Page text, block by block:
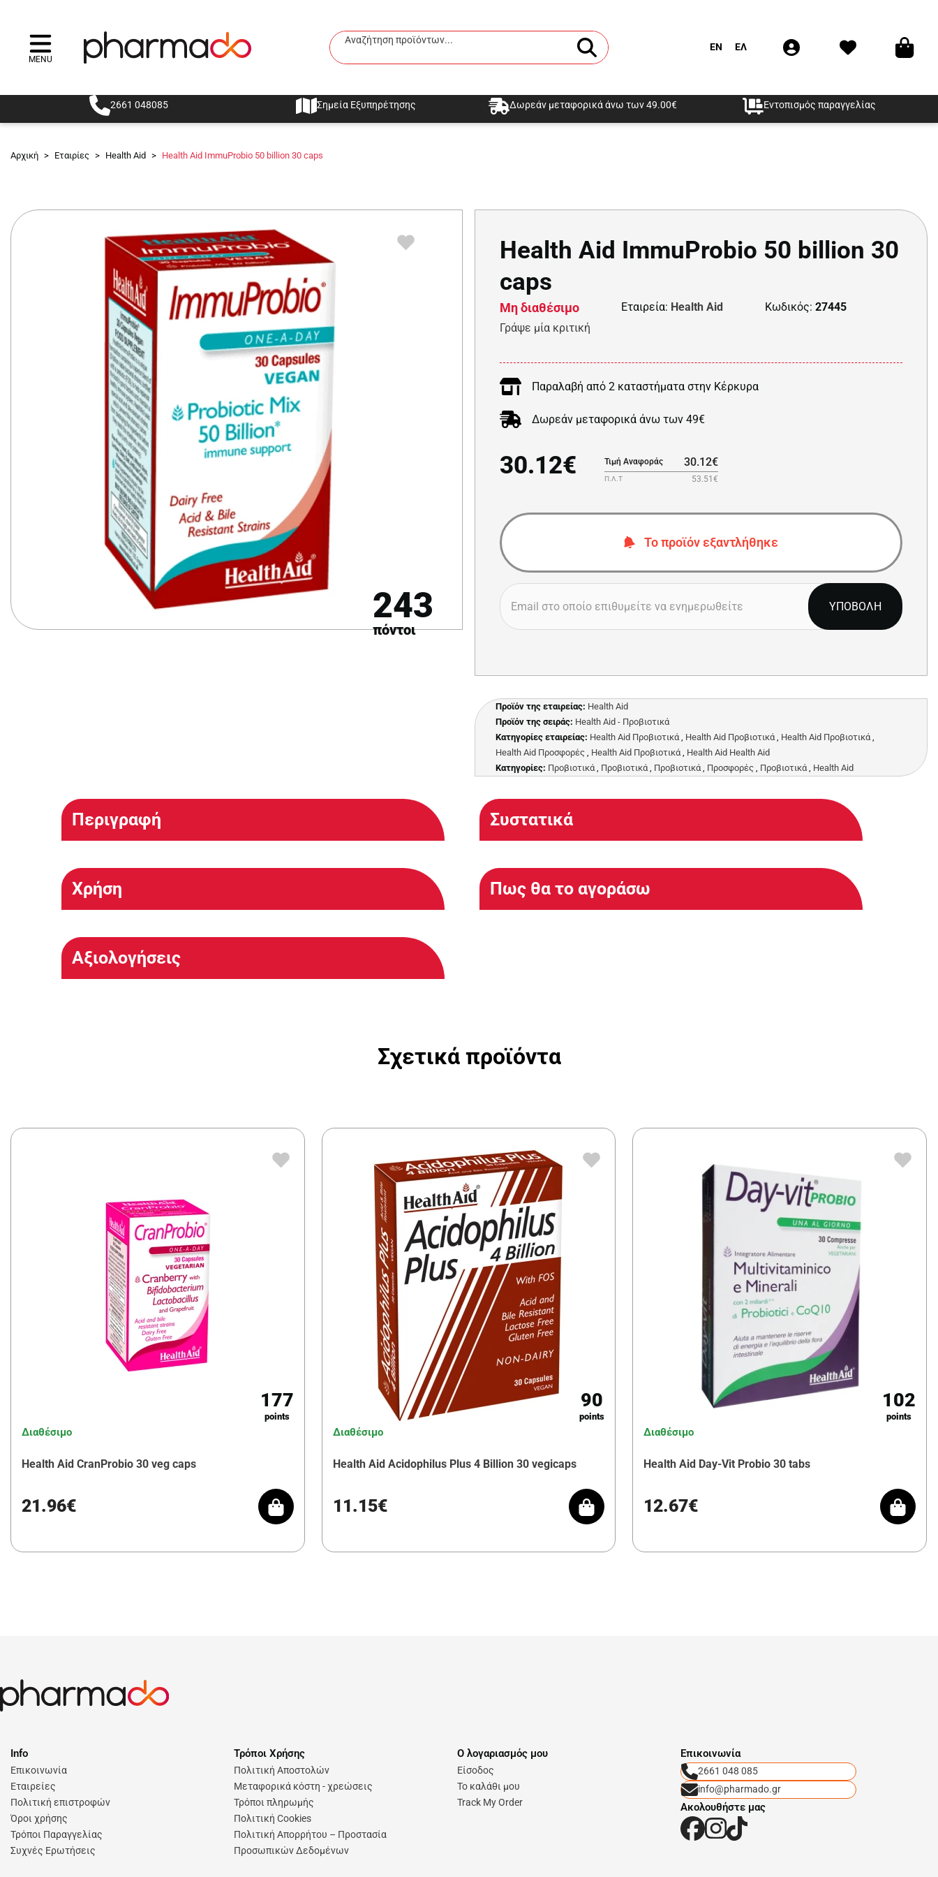
Menu
MENU
Αναζήτηση προϊόντων...
EN ΕΛ
2661 048085 Σημεία Εξυπηρέτησης Δωρεάν μεταφορικά άνω των 49.00€ Εντοπισμός παραγγελίας
Αναζήτηση
Αρχική > Εταιρίες > Health Aid > Health Aid ImmuProbio 50 billion 30 caps
243
πόντοι
Health Aid ImmuProbio 50 billion 30
caps
Μη διαθέσιμο Εταιρεία: Health Aid Κωδικός: 27445
Γράψε μία κριτική
Παραλαβή από 2 καταστήματα στην Κέρκυρα
Δωρεάν μεταφορικά άνω των 49€
30.12€ Τιμή Αναφοράς 30.12€
Π.Λ.Τ 53.51€
Το προϊόν εξαντλήθηκε
ΥΠΟΒΟΛΗ
Προϊόν της εταιρείας: Health Aid
Προϊόν της σειράς: Health Aid - Προβιοτικά
Κατηγορίες εταιρείας: Health Aid Προβιοτικά, Health Aid Προβιοτικά, Health Aid Προβιοτικά,
Health Aid Προσφορές, Health Aid Προβιοτικά, Health Aid Health Aid
Κατηγορίες: Προβιοτικά, Προβιοτικά, Προβιοτικά, Προσφορές, Προβιοτικά, Health Aid
Περιγραφή Συστατικά
Χρήση Πως θα το αγοράσω
Αξιολογήσεις
Σχετικά προϊόντα
177
points
Διαθέσιμο
Health Aid CranProbio 30 veg caps
21.96€
90
points
Διαθέσιμο
Health Aid Acidophilus Plus 4 Billion 30 vegicaps
11.15€
102
points
Διαθέσιμο
Health Aid Day-Vit Probio 30 tabs
12.67€
Info
Επικοινωνία
Εταιρείες
Πολιτική επιστροφών
Όροι χρήσης
Τρόποι Παραγγελίας
Συχνές Ερωτήσεις
Τρόποι Χρήσης
Πολιτική Αποστολών
Μεταφορικά κόστη - χρεώσεις
Τρόποι πληρωμής
Πολιτική Cookies
Πολιτική Απορρήτου – Προστασία
Προσωπικών Δεδομένων
Ο λογαριασμός μου
Είσοδος
Το καλάθι μου
Track My Order
Eπικοινωνία
2661 048 085
info@pharmado.gr
Ακολουθήστε μας